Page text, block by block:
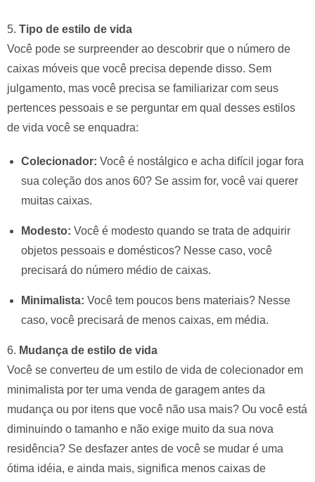
5. Tipo de estilo de vida
Você pode se surpreender ao descobrir que o número de
caixas móveis que você precisa depende disso. Sem
julgamento, mas você precisa se familiarizar com seus
pertences pessoais e se perguntar em qual desses estilos
de vida você se enquadra:
Colecionador: Você é nostálgico e acha difícil jogar fora
sua coleção dos anos 60? Se assim for, você vai querer
muitas caixas.
Modesto: Você é modesto quando se trata de adquirir
objetos pessoais e domésticos? Nesse caso, você
precisará do número médio de caixas.
Minimalista: Você tem poucos bens materiais? Nesse
caso, você precisará de menos caixas, em média.
6. Mudança de estilo de vida
Você se converteu de um estilo de vida de colecionador em
minimalista por ter uma venda de garagem antes da
mudança ou por itens que você não usa mais? Ou você está
diminuindo o tamanho e não exige muito da sua nova
residência? Se desfazer antes de você se mudar é uma
ótima idéia, e ainda mais, significa menos caixas de